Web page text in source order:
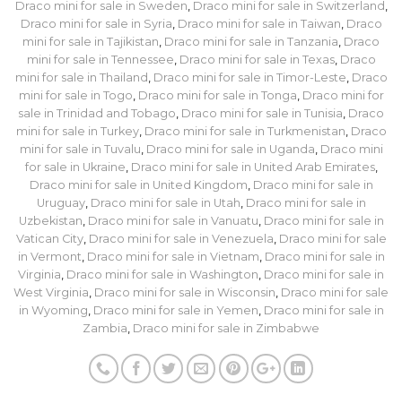
Draco mini for sale in Sweden, Draco mini for sale in Switzerland ,
Draco mini for sale in Syria, Draco mini for sale in Taiwan, Draco
mini for sale in Tajikistan, Draco mini for sale in Tanzania, Draco
mini for sale in Tennessee, Draco mini for sale in Texas, Draco
mini for sale in Thailand , Draco mini for sale in Timor-Leste, Draco
mini for sale in Togo, Draco mini for sale in Tonga, Draco mini for
sale in Trinidad and Tobago, Draco mini for sale in Tunisia, Draco
mini for sale in Turkey, Draco mini for sale in Turkmenistan, Draco
mini for sale in Tuvalu, Draco mini for sale in Uganda, Draco mini
for sale in Ukraine, Draco mini for sale in United Arab Emirates,
Draco mini for sale in United Kingdom, Draco mini for sale in
Uruguay, Draco mini for sale in Utah, Draco mini for sale in
Uzbekistan, Draco mini for sale in Vanuatu, Draco mini for sale in
Vatican City, Draco mini for sale in Venezuela, Draco mini for sale
in Vermont, Draco mini for sale in Vietnam, Draco mini for sale in
Virginia, Draco mini for sale in Washington, Draco mini for sale in
West Virginia, Draco mini for sale in Wisconsin, Draco mini for sale
in Wyoming, Draco mini for sale in Yemen, Draco mini for sale in
Zambia, Draco mini for sale in Zimbabwe